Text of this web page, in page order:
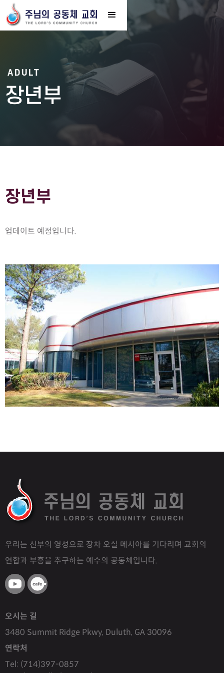
ADULT
장년부
장년부
업데이트 예정입니다.
우리는 신부의 영성으로 장차 오실 메시아를 기다리며 교회의
연합과 부흥을 추구하는 예수의 공동체입니다.
오시는 길
3480 Summit Ridge Pkwy, Duluth, GA 30096
연락처
Tel: (714)397-0857